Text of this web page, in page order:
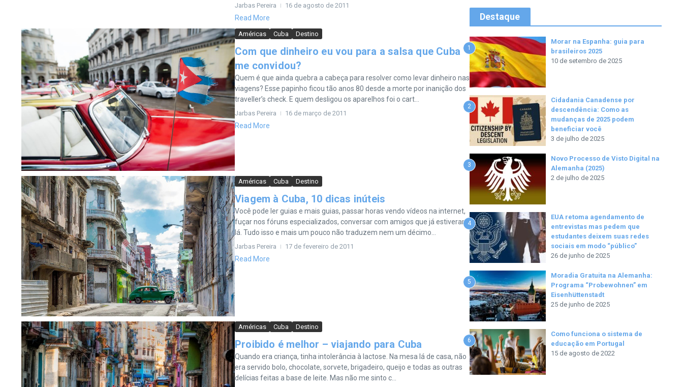
Jarbas Pereira 16 de agosto de 2011
Read More
Américas Cuba Destino
Com que dinheiro eu vou para a salsa que Cuba
me convidou?
Quem é que ainda quebra a cabeça para resolver como levar dinheiro nas
viagens? Esse papinho ficou tão anos 80 desde a morte por inanição dos
traveller’s check. E quem desligou os aparelhos foi o cart...
Jarbas Pereira 16 de março de 2011
Read More
Américas Cuba Destino
Viagem à Cuba, 10 dicas inúteis
Você pode ler guias e mais guias, passar horas vendo vídeos na internet,
fuçar nos fóruns especializados, conversar com amigos que já estiveram
lá. Tudo isso e mais um pouco não traduzem nem um décimo...
Jarbas Pereira 17 de fevereiro de 2011
Read More
Américas Cuba Destino
Proibido é melhor – viajando para Cuba
Quando era criança, tinha intolerância à lactose. Na mesa lá de casa, não
era servido bolo, chocolate, sorvete, brigadeiro, queijo e todas as outras
delícias feitas a base de leite. Mas não me sinto c...
Destaque
1
Morar na Espanha: guia para
brasileiros 2025
10 de setembro de 2025
2
Cidadania Canadense por
descendência: Como as
mudanças de 2025 podem
beneficiar você
3 de julho de 2025
3
Novo Processo de Visto Digital na
Alemanha (2025)
2 de julho de 2025
4
EUA retoma agendamento de
entrevistas mas pedem que
estudantes deixem suas redes
sociais em modo “público”
26 de junho de 2025
5
Moradia Gratuita na Alemanha:
Programa “Probewohnen” em
Eisenhüttenstadt
25 de junho de 2025
6
Como funciona o sistema de
educação em Portugal
15 de agosto de 2022